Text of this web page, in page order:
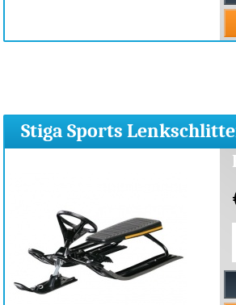
Stiga Sports